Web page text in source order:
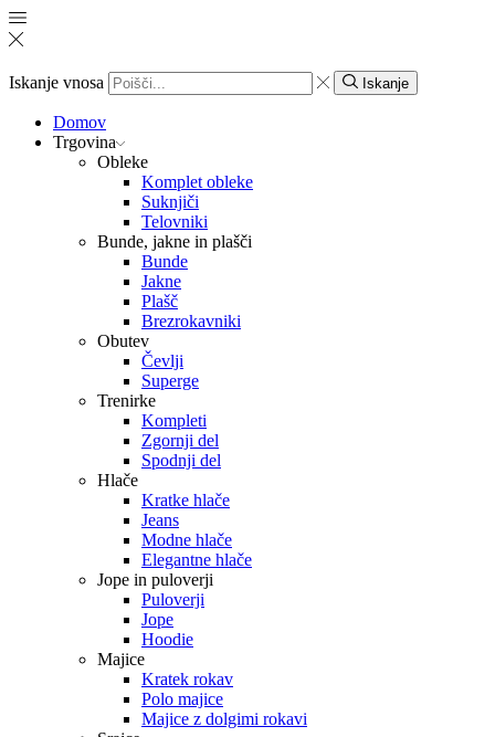
Iskanje vnosa Iskanje
Domov
Trgovina
Obleke
Komplet obleke
Suknjiči
Telovniki
Bunde, jakne in plašči
Bunde
Jakne
Plašč
Brezrokavniki
Obutev
Čevlji
Superge
Trenirke
Kompleti
Zgornji del
Spodnji del
Hlače
Kratke hlače
Jeans
Modne hlače
Elegantne hlače
Jope in puloverji
Puloverji
Jope
Hoodie
Majice
Kratek rokav
Polo majice
Majice z dolgimi rokavi